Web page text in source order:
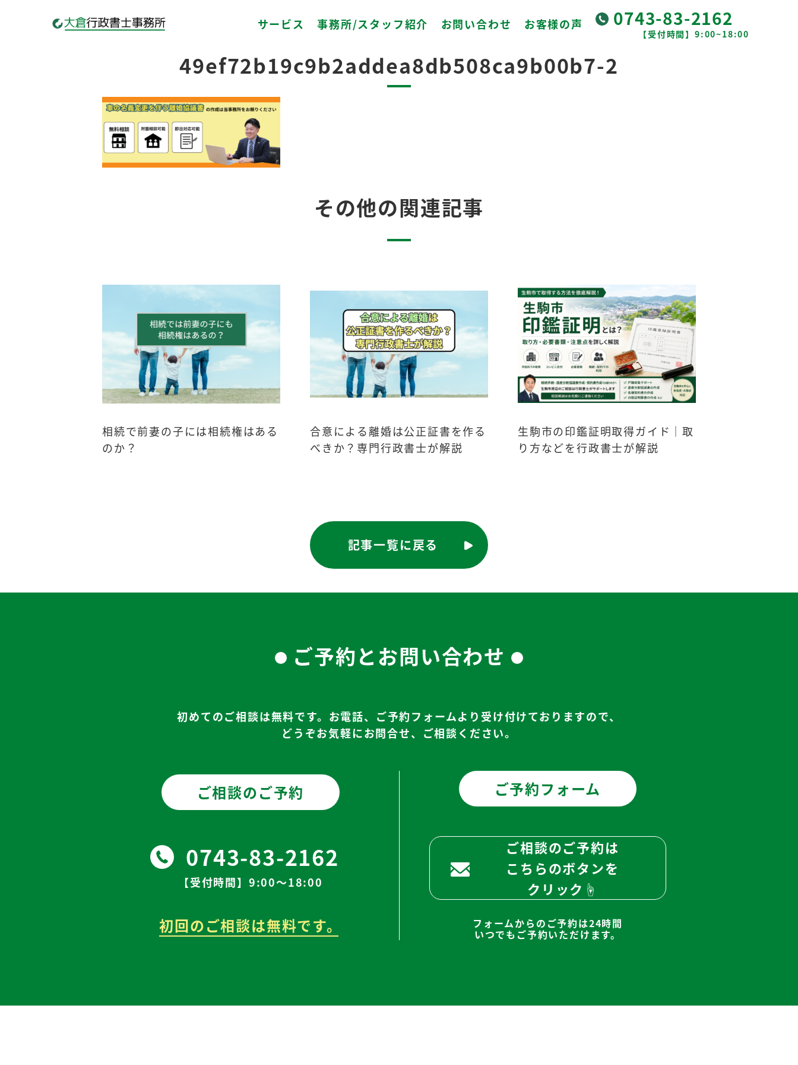
サービス 事務所/スタッフ紹介 お問い合わせ お客様の声 0743-83-2162
【受付時間】9:00~18:00
49ef72b19c9b2addea8db508ca9b00b7-2
その他の関連記事
相続で前妻の子には相続権はある
のか？
合意による離婚は公正証書を作る
べきか？専門行政書士が解説
生駒市の印鑑証明取得ガイド｜取
り方などを行政書士が解説
記事一覧に戻る
ご予約とお問い合わせ
初めてのご相談は無料です。お電話、ご予約フォームより受け付けておりますので、
どうぞお気軽にお問合せ、ご相談ください。
ご相談のご予約
0743-83-2162
【受付時間】9:00～18:00
初回のご相談は無料です。
ご予約フォーム
ご相談のご予約は
こちらのボタンを
クリック☝
フォームからのご予約は24時間
いつでもご予約いただけます。